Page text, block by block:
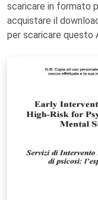
scaricare in formato
acquistare il
per scaricare questo